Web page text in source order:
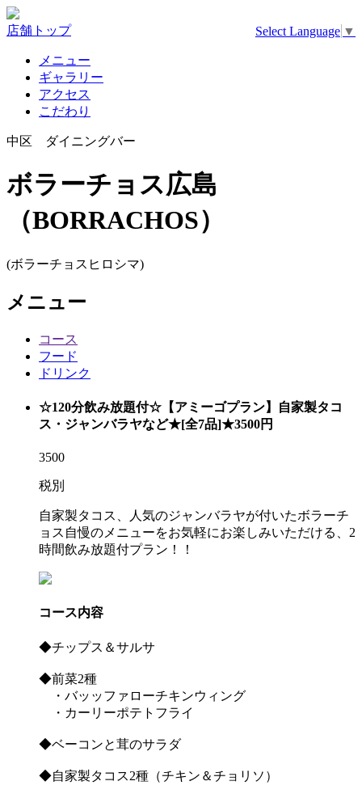
店舗トップ Select Language ▼
メニュー
ギャラリー
アクセス
こだわり
中区 ダイニングバー
ボラーチョス広島
（BORRACHOS）
(ボラーチョスヒロシマ)
メニュー
コース
フード
ドリンク
☆120分飲み放題付☆【アミーゴプラン】自家製タコ
ス・ジャンバラヤなど★[全7品]★3500円
3500
税別
自家製タコス、人気のジャンバラヤが付いたボラーチ
ョス自慢のメニューをお気軽にお楽しみいただける、2
時間飲み放題付プラン！！
コース内容
◆チップス＆サルサ
◆前菜2種
・バッッファローチキンウィング
・カーリーポテトフライ
◆ベーコンと茸のサラダ
◆自家製タコス2種（チキン＆チョリソ）